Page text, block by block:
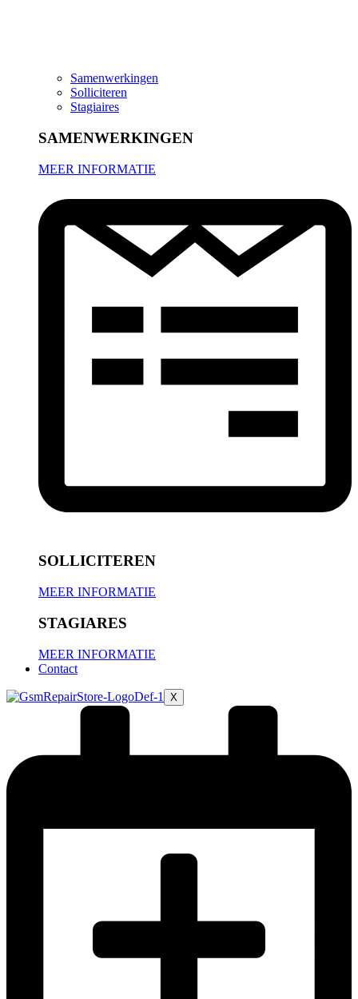
Samenwerkingen
Solliciteren
Stagiaires
SAMENWERKINGEN
MEER INFORMATIE
SOLLICITEREN
MEER INFORMATIE
STAGIARES
MEER INFORMATIE
Contact
X